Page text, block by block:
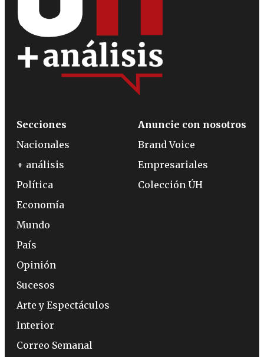
Secciones
Nacionales
+ análisis
Política
Economía
Mundo
País
Opinión
Sucesos
Arte y Espectáculos
Interior
Correo Semanal
Anuncie con nosotros
Brand Voice
Empresariales
Colección ÚH